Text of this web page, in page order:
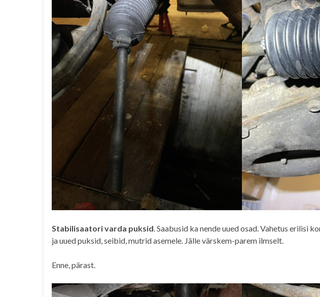
Stabilisaatori varda puksid. Saabusid ka nende uued osad. Vahetus erilisi
ja uued puksid, seibid, mutrid asemele. Jälle värskem-parem ilmselt.
Enne, pärast.